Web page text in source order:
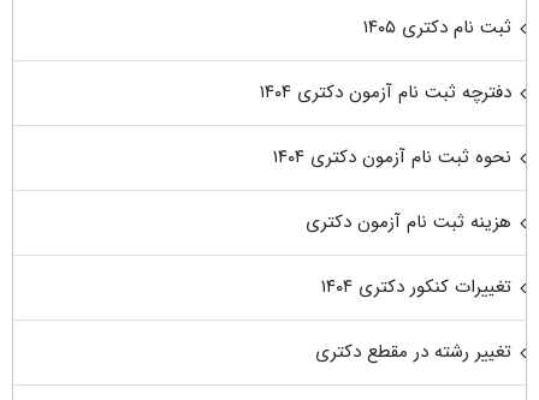
ثبت نام دکتری ۱۴۰۵
دفترچه ثبت نام آزمون دکتری ۱۴۰۴
نحوه ثبت نام آزمون دکتری ۱۴۰۴
هزینه ثبت نام آزمون دکتری
تغییرات کنکور دکتری ۱۴۰۴
تغییر رشته در مقطع دکتری